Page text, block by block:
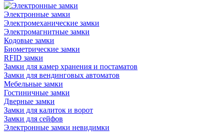
Электронные замки
Электромеханические замки
Электромагнитные замки
Кодовые замки
Биометрические замки
RFID замки
Замки для камер хранения и постаматов
Замки для вендинговых автоматов
Мебельные замки
Гостиничные замки
Дверные замки
Замки для калиток и ворот
Замки для сейфов
Электронные замки невидимки